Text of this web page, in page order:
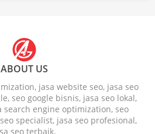
ABOUT US
jasa website seo, jasa seo
seo google bisnis, jasa seo lokal,
search engine optimization, seo
specialist, jasa seo profesional,
seo terbaik,